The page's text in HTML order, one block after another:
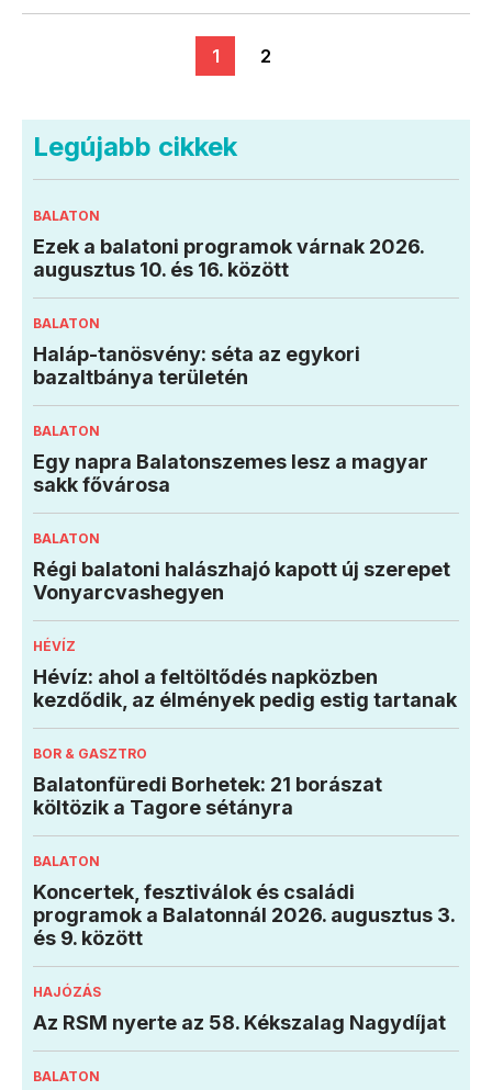
1 2
Legújabb cikkek
BALATON
Ezek a balatoni programok várnak 2026.
augusztus 10. és 16. között
BALATON
Haláp-tanösvény: séta az egykori
bazaltbánya területén
BALATON
Egy napra Balatonszemes lesz a magyar
sakk fővárosa
BALATON
Régi balatoni halászhajó kapott új szerepet
Vonyarcvashegyen
HÉVÍZ
Hévíz: ahol a feltöltődés napközben
kezdődik, az élmények pedig estig tartanak
BOR & GASZTRO
Balatonfüredi Borhetek: 21 borászat
költözik a Tagore sétányra
BALATON
Koncertek, fesztiválok és családi
programok a Balatonnál 2026. augusztus 3.
és 9. között
HAJÓZÁS
Az RSM nyerte az 58. Kékszalag Nagydíjat
BALATON